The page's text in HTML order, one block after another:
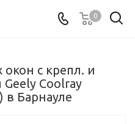
0
с крепл. и
Coolray
в Барнауле